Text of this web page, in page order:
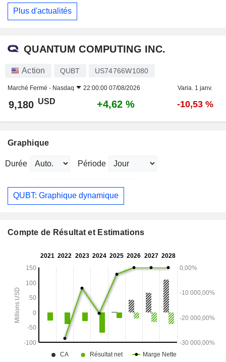
Plus d'actualités
QUANTUM COMPUTING INC.
Action QUBT US74766W1080
Marché Fermé - Nasdaq 22:00:00 07/08/2026 Varia. 1 janv.
9,180 USD +4,62 % -10,53 %
Graphique
Durée Période
QUBT: Graphique dynamique
Compte de Résultat et Estimations